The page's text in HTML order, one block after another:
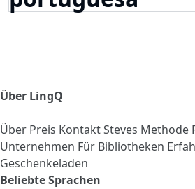
Über LingQ
Über Preis KontaktSteves Methode
Unternehmen Für Bibliotheken
Geschenkeladen
Beliebte Sprachen